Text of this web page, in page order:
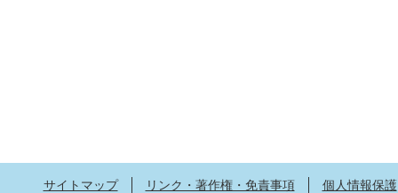
サイトマップ リンク・著作権・免責事項 個人情報保護